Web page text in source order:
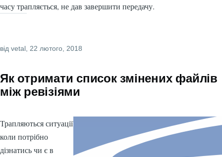
часу трапляється, не дав завершити передачу.
від vetal , 22 лютого, 2018
Як отримати список змінених файлів
між ревізіями
Трапляються ситуації
коли потрібно
дізнатись чи є в